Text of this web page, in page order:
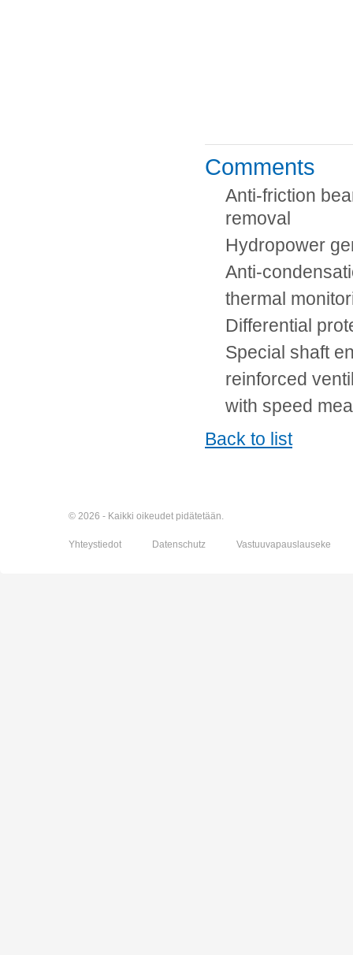
Comments
Anti-friction
removal
Hydropower
Anti-
thermal
Differential
Special shaft
reinforced
with speed
Back to list
© 2026 - Kaikki oikeudet pidätetään.
Yhteystiedot Datenschutz Vastuuvapauslauseke